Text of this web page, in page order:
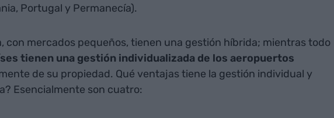
Portugal y Permanecía).
con mercados pequeños, tienen una gestión híbrida; mientras todo
tienen una gestión individualizada de los aeropuertos
de su propiedad. Qué ventajas tiene la gestión individual y
Esencialmente son cuatro: